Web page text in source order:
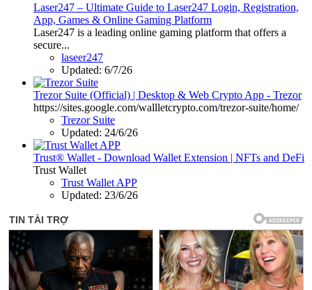
Laser247 – Ultimate Guide to Laser247 Login, Registration,
App, Games & Online Gaming Platform
Laser247 is a leading online gaming platform that offers a
secure...
laseer247
Updated: 6/7/26
Trezor Suite (Official) | Desktop & Web Crypto App - Trezor
https://sites.google.com/wallletcrypto.com/trezor-suite/home/
Trezor Suite
Updated: 24/6/26
Trust® Wallet - Download Wallet Extension | NFTs and DeFi
Trust Wallet
Trust Wallet APP
Updated: 23/6/26